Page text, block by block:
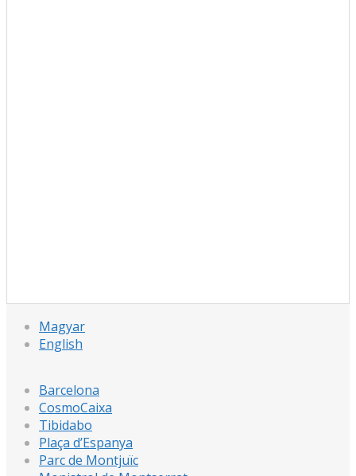
Magyar
English
Barcelona
CosmoCaixa
Tibidabo
Plaça d’Espanya
Parc de Montjuïc